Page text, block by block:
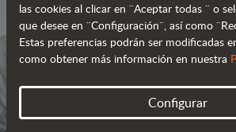
ÚNETE A
NUESTRO
las cookies al clicar en ¨Aceptar todas ¨ o
que desee en ¨Configuración¨, así como
Estas preferencias podrán ser modificadas
como obtener más información en nuestra
Configurar